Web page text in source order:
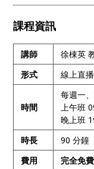
課程資訊
講師
徐棟英
形式
線上直
時間
每週一
上午班
晚上班
時長
90 分鐘
費用
完全免費